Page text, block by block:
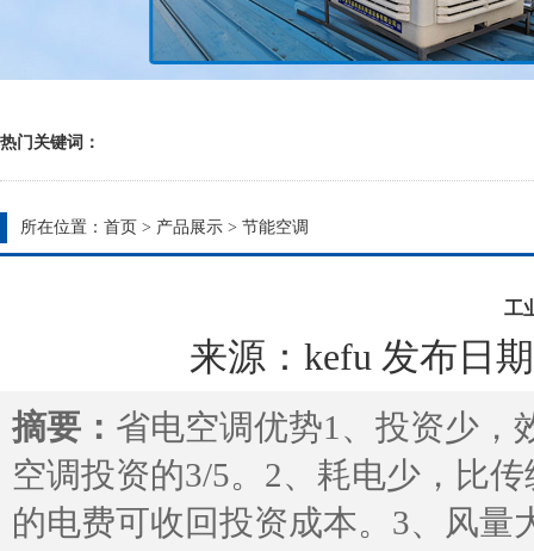
热门关键词：
所在位置： 首页 > 产品展示 > 节能空调
工
来源：kefu 发布日
摘要： 省电空调优势1、投资少，
空调投资的3/5。2、耗电少，比
的电费可收回投资成本。3、风量